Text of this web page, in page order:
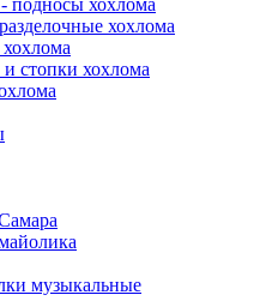
подносы хохлома
хохлома
стопки хохлома
музыкальные